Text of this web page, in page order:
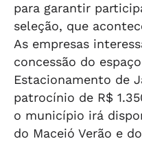
para garantir
seleção, que
As empresas
concessão do
Estacionamento de
patrocínio de R$
o município irá
do Maceió Verão e